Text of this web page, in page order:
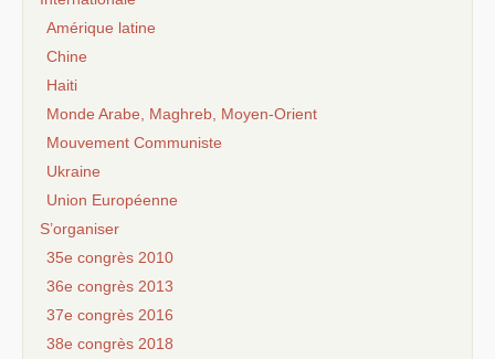
Amérique latine
Chine
Haiti
Monde Arabe, Maghreb, Moyen-Orient
Mouvement Communiste
Ukraine
Union Européenne
S’organiser
35e congrès 2010
36e congrès 2013
37e congrès 2016
38e congrès 2018